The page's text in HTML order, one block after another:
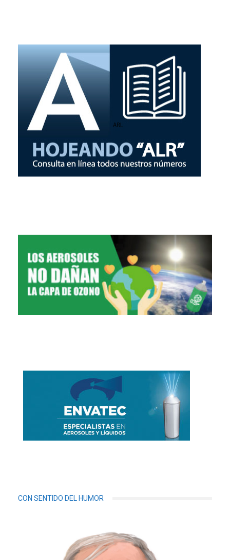
CON SENTIDO DEL HUMOR